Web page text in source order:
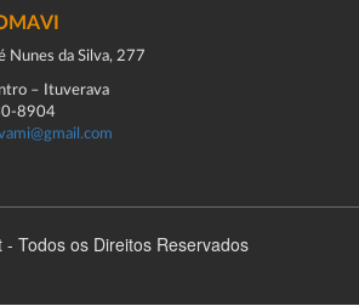
Nunes da Silva, 277
– Ituverava
8904
Todos os Direitos Reservados